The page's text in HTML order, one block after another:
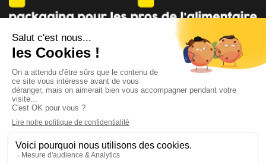
CONSEILLER PAPA
AU 04 91 35 09 09
CONTACTEZ-NOUS
par mail
Suivez-nous